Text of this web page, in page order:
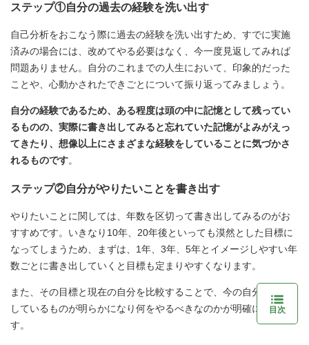
ステップ①自分の過去の経験を洗い出す
自己分析をおこなう際に過去の経験を洗い出すため、すでに実施
済みの場合には、改めてやる必要はなく、今一度見返してみれば
問題ありません。自分のこれまでの人生において、印象的だった
ことや、心動かされたできごとについて振り返ってみましょう。
自分の経験であるため、ある程度は頭の中に記憶として残ってい
るものの、実際に書き出してみると忘れていた記憶がよみがえっ
てきたり、想像以上にさまざまな経験をしていることに気づかさ
れるものです。
ステップ②自分がやりたいことを書き出す
やりたいことに関しては、年数を区切って書き出してみるのがお
すすめです。いきなり10年、20年後といっても漠然とした目標に
なってしまうため、まずは、1年、3年、5年とイメージしやすい年
数ごとに書き出していくと目標も定まりやすくなります。
また、その目標と現在の自分を比較することで、今の自分に不足
しているものが明らかになり何をやるべきなのかが明確になりま
す。
目次